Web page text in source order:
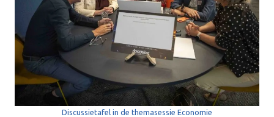
Discussietafel in de themasessie Economie